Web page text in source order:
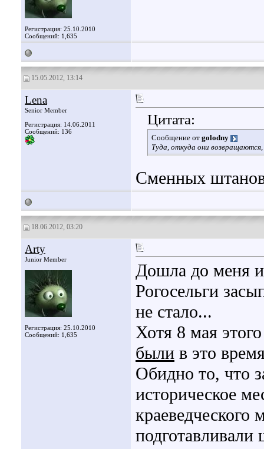
Регистрация: 25.10.2010
Сообщений: 1,635
15.05.2012, 13:14
Lena
Senior Member
Регистрация: 14.06.2011
Сообщений: 136
Цитата:
Сообщение от golodny
Туда, откуда они
Сменных
18.06.2012, 03:20
Arty
Junior Member
Регистрация: 25.10.2010
Сообщений: 1,635
Дошла до меня
Рогосельги
не стало...
Хотя 8 мая
были в это
Обидно то, что
историческое
краеведческого